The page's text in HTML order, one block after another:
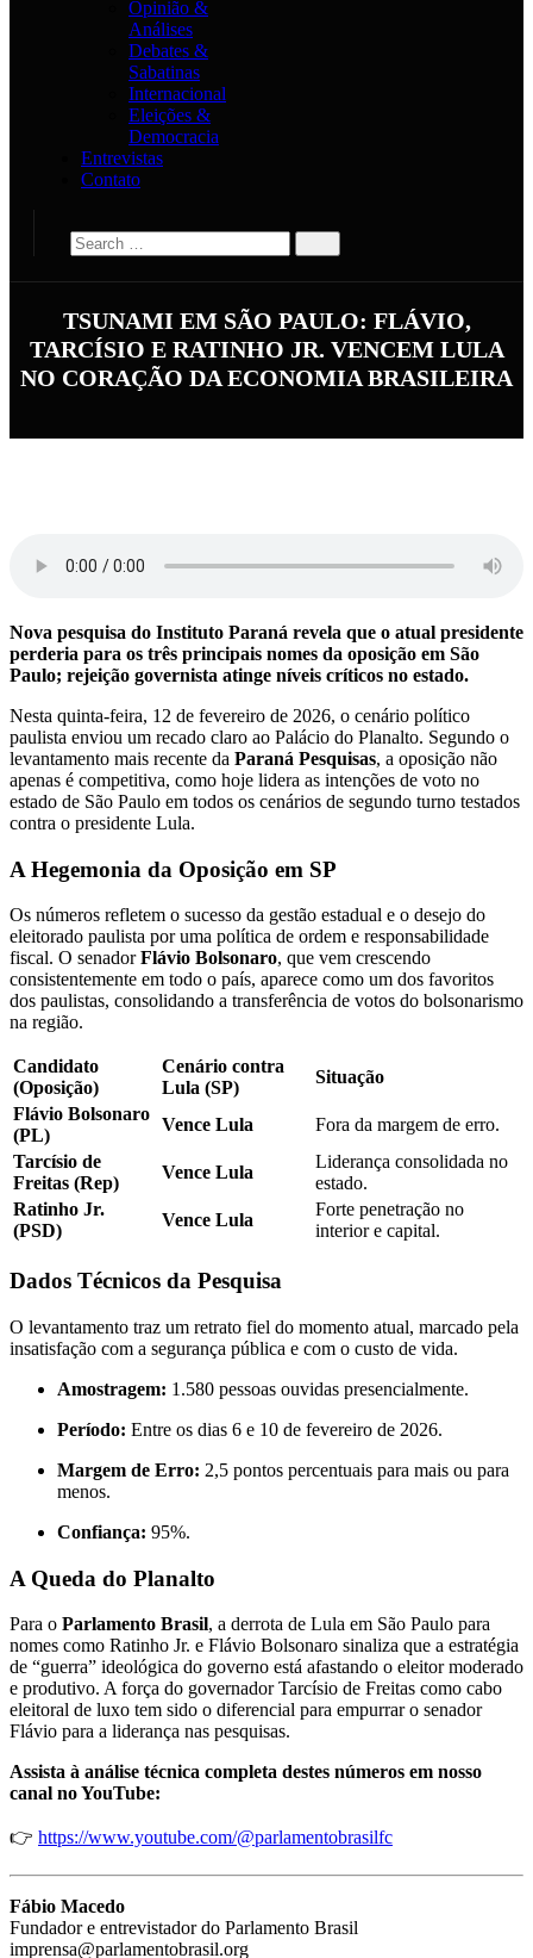
Opinião &
Análises
Debates &
Sabatinas
Internacional
Eleições &
Democracia
Entrevistas
Contato
TSUNAMI EM SÃO PAULO: FLÁVIO,
TARCÍSIO E RATINHO JR. VENCEM LULA
NO CORAÇÃO DA ECONOMIA BRASILEIRA
Nova pesquisa do Instituto Paraná revela que o atual presidente
perderia para os três principais nomes da oposição em São
Paulo; rejeição governista atinge níveis críticos no estado.
Nesta quinta-feira, 12 de fevereiro de 2026, o cenário político
paulista enviou um recado claro ao Palácio do Planalto. Segundo o
levantamento mais recente da Paraná Pesquisas, a oposição não
apenas é competitiva, como hoje lidera as intenções de voto no
estado de São Paulo em todos os cenários de segundo turno testados
contra o presidente Lula.
A Hegemonia da Oposição em SP
Os números refletem o sucesso da gestão estadual e o desejo do
eleitorado paulista por uma política de ordem e responsabilidade
fiscal. O senadorFlávio Bolsonaro, que vem crescendo
consistentemente em todo o país, aparece como um dos favoritos
dos paulistas, consolidando a transferência de votos do bolsonarismo
na região.
Candidato
(Oposição)
Cenário contra
Lula (SP)
Situação
Flávio Bolsonaro
(PL)
Vence Lula
Fora da margem de erro.
Tarcísio de
Freitas (Rep)
Vence Lula
Liderança consolidada no
estado.
Ratinho Jr.
(PSD)
Vence Lula
Forte penetração no
interior e capital.
Dados Técnicos da Pesquisa
O levantamento traz um retrato fiel do momento atual, marcado pela
insatisfação com a segurança pública e com o custo de vida.
Amostragem: 1.580 pessoas ouvidas presencialmente.
Período: Entre os dias 6 e 10 de fevereiro de 2026.
Margem de Erro: 2,5 pontos percentuais para mais ou para
menos.
Confiança: 95%.
A Queda do Planalto
Para o Parlamento Brasil, a derrota de Lula em São Paulo para
nomes como Ratinho Jr. e Flávio Bolsonaro sinaliza que a estratégia
de “guerra” ideológica do governo está afastando o eleitor moderado
e produtivo. A força do governador Tarcísio de Freitas como cabo
eleitoral de luxo tem sido o diferencial para empurrar o senador
Flávio para a liderança nas pesquisas.
Assista à análise técnica completa destes números em nosso
canal no YouTube:
👉 https://www.youtube.com/@parlamentobrasilfc
Fábio Macedo
Fundador e entrevistador do Parlamento Brasil
imprensa@parlamentobrasil.org